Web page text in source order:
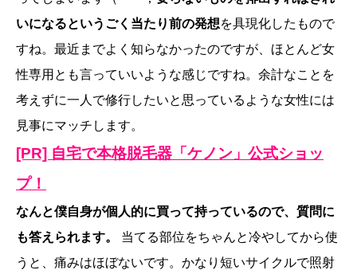
いになるというごく当たり前の発想を具現化したもので
すね。最近までよく知らなかったのですが、ほとんど女
性専用とも言っていいような感じですね。余計なことを
考えずに一人で修行したいと思っているような女性には
見事にマッチします。
[PR] 自宅で本格脱毛器「ケノン」公式ショッ
プ！
なんと僕自身が個人的に買って持っているので、質問に
も答えられます。
当てる部位をちゃんと冷やしてから使
うと、痛みはほぼないです。かなり短いサイクルで照射